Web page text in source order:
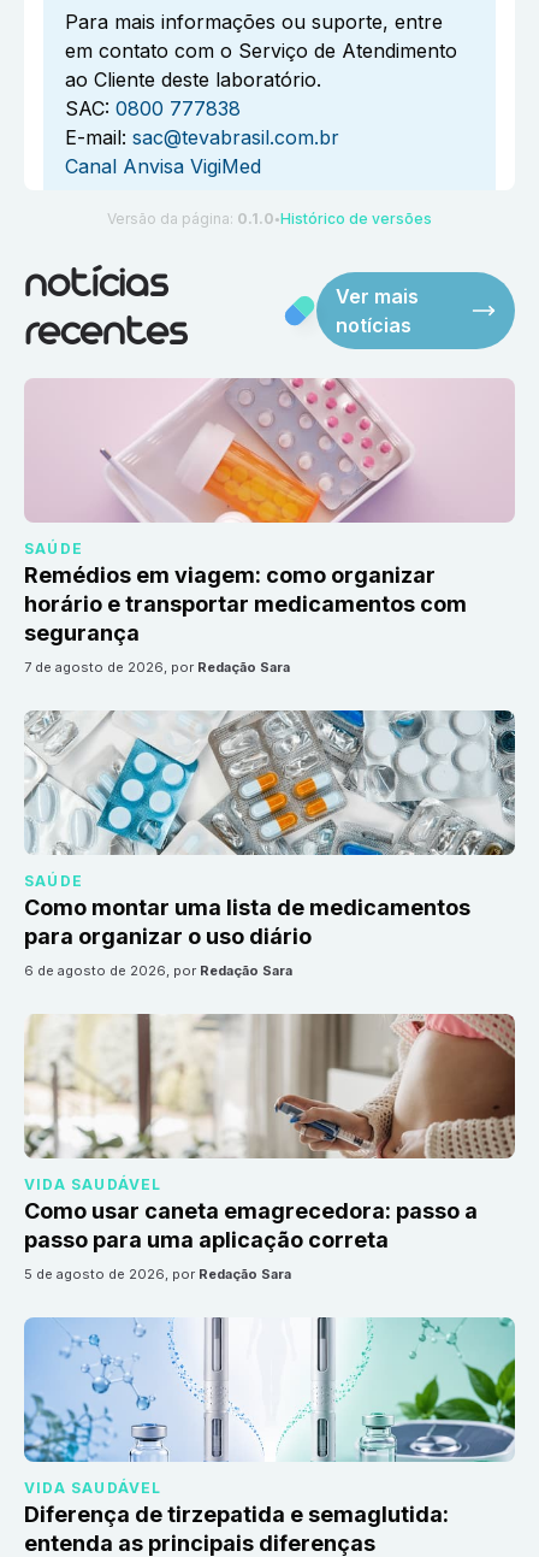
Para mais informações ou suporte, entre
em contato com o Serviço de Atendimento
ao Cliente deste laboratório.
SAC: 0800 777838
E-mail: sac@tevabrasil.com.br
Canal Anvisa VigiMed
Versão da página: 0.1.0 ●Histórico de versões
notícias
recentes
Ver mais
notícias
SAÚDE
Remédios em viagem: como organizar
horário e transportar medicamentos com
segurança
7 de agosto de 2026, por Redação Sara
SAÚDE
Como montar uma lista de medicamentos
para organizar o uso diário
6 de agosto de 2026, por Redação Sara
VIDA SAUDÁVEL
Como usar caneta emagrecedora: passo a
passo para uma aplicação correta
5 de agosto de 2026, por Redação Sara
VIDA SAUDÁVEL
Diferença de tirzepatida e semaglutida:
entenda as principais diferenças